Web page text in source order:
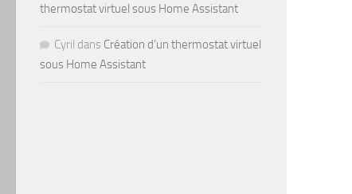
thermostat virtuel sous Home Assistant
Cyril dans Création d’un thermostat virtuel
sous Home Assistant